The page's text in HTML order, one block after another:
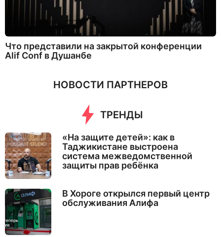
Что представили на закрытой конференции
Alif Conf в Душанбе
НОВОСТИ ПАРТНЕРОВ
ТРЕНДЫ
«На защите детей»: как в
Таджикистане выстроена
система межведомственной
защиты прав ребёнка
В Хороге открылся первый центр
обслуживания Алифа